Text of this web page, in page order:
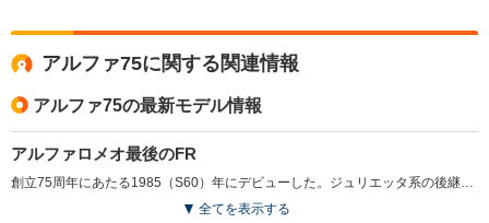
アルファ75に関する関連情報
アルファ75の最新モデル情報
アルファロメオ最後のFR
創立75周年にあたる1985（S60）年にデビューした。ジュリエッタ系の後継であり、後の155、156につながるミドルクラスのスポーツセダンだ。アルファロメオ最後のFR（後輪駆動）でもある。日本に導入されたのは2.5LのV6エンジン＋3ATと2L直4のDOHC＋5MTのツインスパークの2モデル。後者はアルファ伝統の1気筒当たり2つのプラグをもつ。ちなみにMT車はギアボックスがデフと一体化されたトランスアクスル方式を採用し、理想的な重量配分を実現している。何にも似ることのない、ユニークなスタイリングと、FRらしい走り味は熱心なマニアの心をとらえて離さない。（1987.1）
全てを表示する